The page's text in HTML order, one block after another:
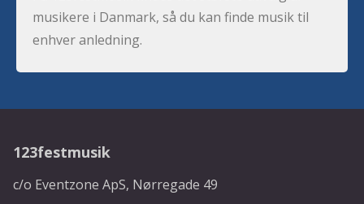
musikere i Danmark, så du kan finde musik til
enhver anledning.
123festmusik
c/o Eventzone ApS, Nørregade 49